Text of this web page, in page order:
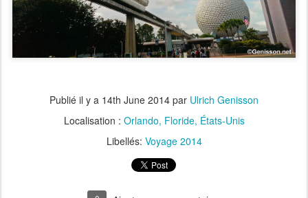
Publié il y a 14th June 2014 par Ulrich Genisson
Localisation : Orlando, Floride, États-Unis
Libellés: Voyage 2014